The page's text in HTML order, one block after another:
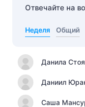
Отвечайте на
Неделя Общий
Данила
Даниил
Саша